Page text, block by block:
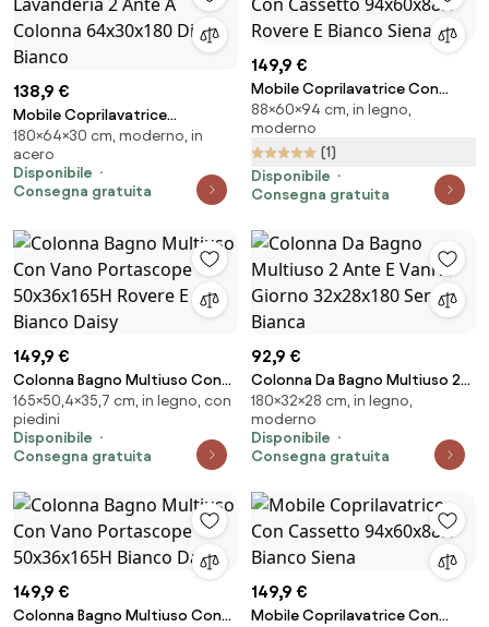
138,9 €
Mobile Coprilavatrice
Lavanderia 2 Ante A Colonna
64x30x180 Diana Bianco
180×64×30 cm, moderno, in
acero
Disponibile
Consegna gratuita
149,9 €
Mobile Coprilavatrice Con
Cassetto 94x60x88H Rovere E
Bianco Siena
88×60×94 cm, in legno,
moderno
(1)
Disponibile
Consegna gratuita
149,9 €
Colonna Bagno Multiuso Con
Vano Portascope 50x36x165H
Rovere E Bianco Daisy
165×50,4×35,7 cm, in legno, con
piedini
Disponibile
Consegna gratuita
92,9 €
Colonna Da Bagno Multiuso 2
Ante E Vani A Giorno 32x28x180
Serena Bianca
180×32×28 cm, in legno,
moderno
Disponibile
Consegna gratuita
149,9 €
Colonna Bagno Multiuso Con
149,9 €
Mobile Coprilavatrice Con